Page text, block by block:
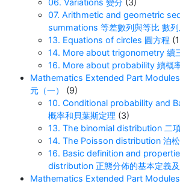
07. Arithmetic and geometric
summations 等差數列與等比 數
13. Equations of circles 圓方程
14. More about trigonometry 續
16. More about probability 續概
Mathematics Extended Part Modules
元（一）
(9)
10. Conditional probability and
概率和貝葉斯定理 (3)
13. The binomial distribution 二
14. The Poisson distribution 泊
16. Basic definition and
distribution 正態分佈的基本定義
Mathematics Extended Part